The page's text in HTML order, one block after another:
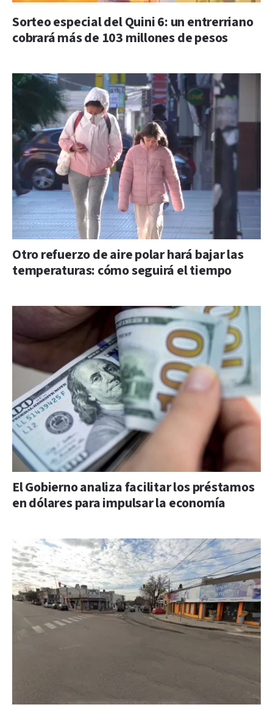
Sorteo especial del Quini 6: un entrerriano
cobrará más de 103 millones de pesos
Otro refuerzo de aire polar hará bajar las
temperaturas: cómo seguirá el tiempo
El Gobierno analiza facilitar los préstamos
en dólares para impulsar la economía